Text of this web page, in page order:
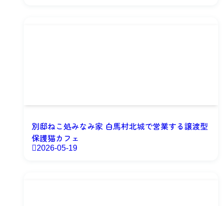
別邸ねこ処みなみ家 白馬村北城で営業する譲渡型
保護猫カフェ
2026-05-19